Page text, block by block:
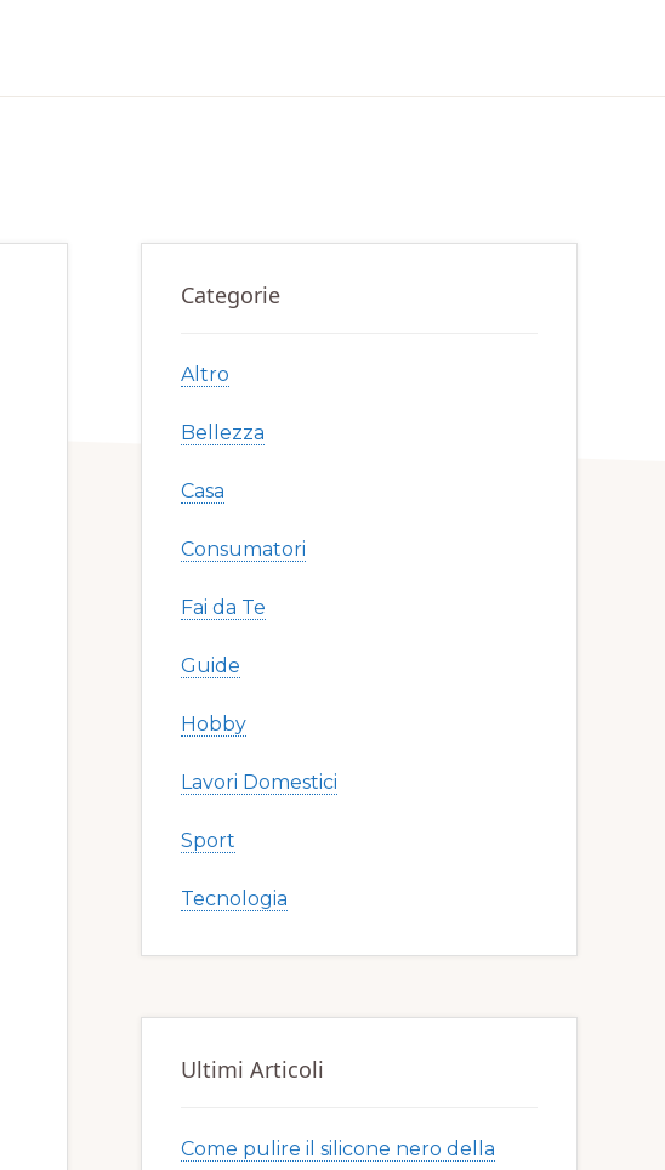
Primary
Sidebar
Categorie
Altro
Bellezza
Casa
Consumatori
Fai da Te
Guide
Hobby
Lavori Domestici
Sport
Tecnologia
Ultimi Articoli
Come pulire il silicone nero della